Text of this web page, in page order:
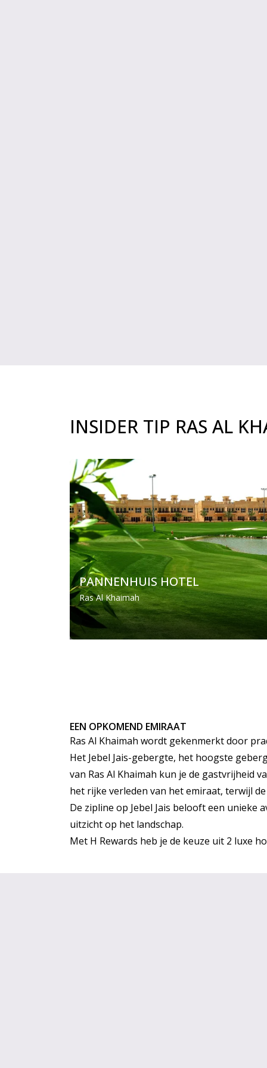
INSIDER TIP RAS AL
PANNENHUIS HOTEL
Ras Al Khaimah
EEN OPKOMEND EMIRAAT
Ras Al Khaimah wordt gekenmerkt door
Het Jebel Jais-gebergte, het hoogste
van Ras Al Khaimah kun je de gastvrijheid
het rijke verleden van het emiraat, terwijl
De zipline op Jebel Jais belooft een
uitzicht op het landschap.
Met H Rewards heb je de keuze uit 2 luxe